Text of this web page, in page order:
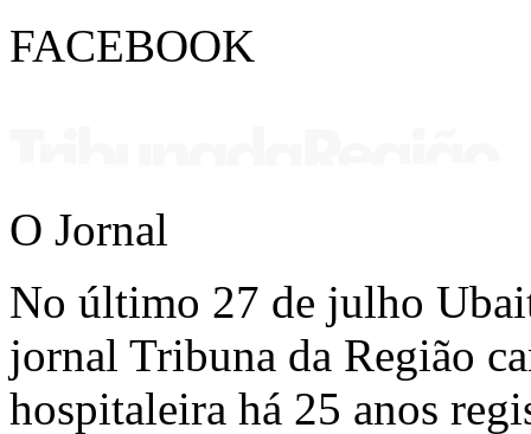
FACEBOOK
O Jornal
No último 27 de julho
jornal Tribuna da Região
hospitaleira há 25 anos